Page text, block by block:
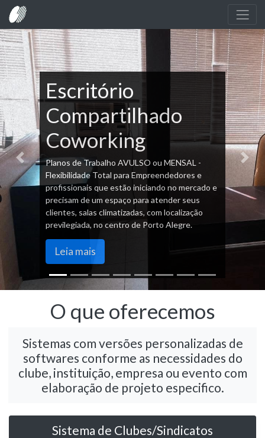
Escritório
Compartilhado
Coworking
Planos de Trabalho AVULSO ou MENSAL -
Flexibilidade Total para Empreendedores e
profissionais que estão iniciando no mercado e
precisam de um espaço para atender seus
clientes, salas climatizadas, com localização
previlegiada, no centro de Porto Alegre.
Leia mais
Previous Next
O que oferecemos
Sistemas com versões personalizadas de
softwares conforme as necessidades do
clube, instituição, empresa ou evento com
elaboração de projeto especifico.
Sistema de Clubes/Sindicatos